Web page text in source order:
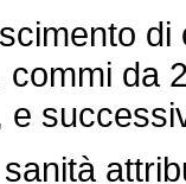
di
da
e